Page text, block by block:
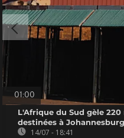
01:00
L'Afrique du Sud gèle
destinées à Johannesburg
14/07 - 18:41